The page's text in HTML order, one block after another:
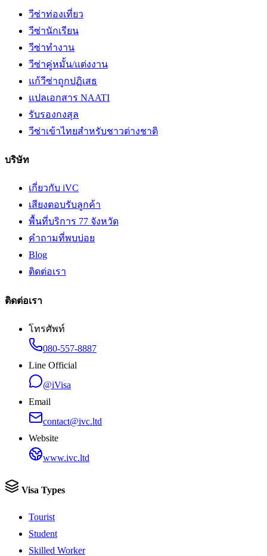
วีซ่าท่องเที่ยว
วีซ่านักเรียน
วีซ่าทำงาน
วีซ่าคู่หมั้น/แต่งงาน
แก้วีซ่าถูกปฏิเสธ
แปลเอกสาร NAATI
รับรองกงสุล
วีซ่าเข้าไทยสำหรับชาวต่างชาติ
บริษัท
เกี่ยวกับ iVC
เสียงตอบรับลูกค้า
พื้นที่บริการ 77 จังหวัด
คำถามที่พบบ่อย
Blog
ติดต่อเรา
ติดต่อเรา
โทรศัพท์
080-557-8887
Line Official
@iVisa
Email
contact@ivc.ltd
Website
www.ivc.ltd
Visa Types
Tourist
Student
Skilled Worker